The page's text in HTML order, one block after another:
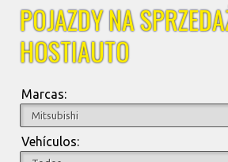
POJAZDY NA
HOSTIAUTO
Marcas:
Vehículos: